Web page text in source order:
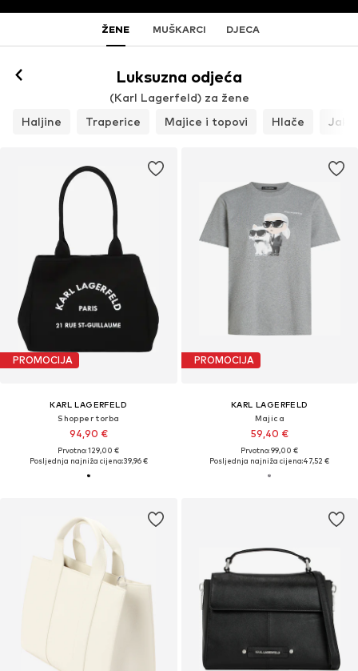
ŽENE MUŠKARCI DJECA
Luksuzna odjeća
(Karl Lagerfeld) za žene
Haljine
Traperice Majice i topovi Hlače
PROMOCIJA
KARL LAGERFELD
Shopper torba
94,90 €
Prvotno: 129,00 €
Posljednja najniža cijena:39,96 €
PROMOCIJA
KARL LAGERFELD
Majica
59,40 €
Prvotno: 99,00 €
Posljednja najniža cijena:47,52 €